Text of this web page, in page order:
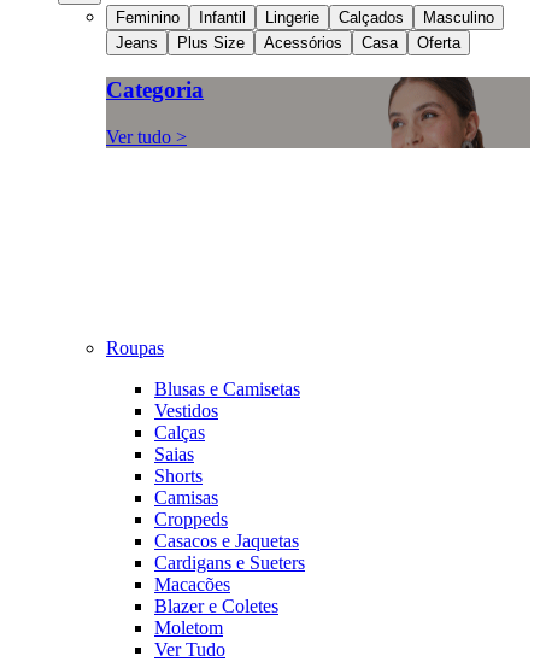
Feminino Infantil Lingerie Calçados
Masculino
Jeans
Plus Size Acessórios Casa Oferta
Categoria
Ver tudo >
Roupas
Blusas e Camisetas
Vestidos
Calças
Saias
Shorts
Camisas
Croppeds
Casacos e Jaquetas
Cardigans e Sueters
Macacões
Blazer e Coletes
Moletom
Ver Tudo